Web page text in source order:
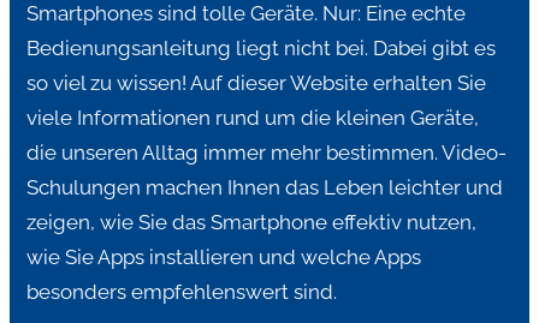
Smartphones sind tolle Geräte. Nur: Eine echte
Bedienungsanleitung liegt nicht bei. Dabei gibt es
so viel zu wissen! Auf dieser Website erhalten Sie
viele Informationen rund um die kleinen Geräte,
die unseren Alltag immer mehr bestimmen. Video-
Schulungen machen Ihnen das Leben leichter und
zeigen, wie Sie das Smartphone effektiv nutzen,
wie Sie Apps installieren und welche Apps
besonders empfehlenswert sind.